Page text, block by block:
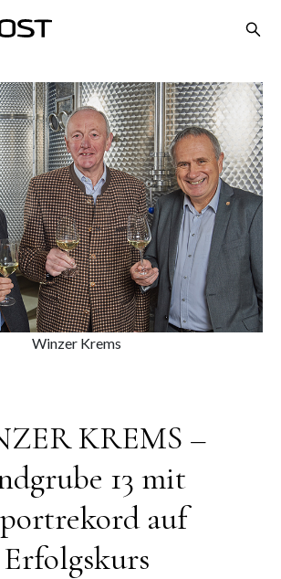
Winzer Krems
KREMS –
13 mit
auf
Erfolgskurs